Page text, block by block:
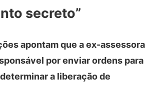
secreto”
apontam que a ex-assessora
por enviar ordens para
a liberação de